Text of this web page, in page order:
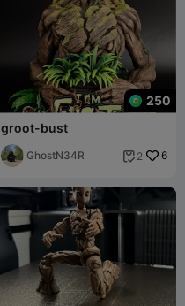
250
groot-bust
GhostN34R  2 6